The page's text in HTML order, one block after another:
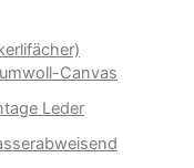
Canvas
Leder